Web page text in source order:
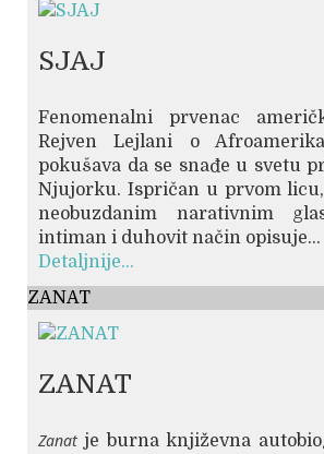
SJAJ
Fenomenalni prvenac
Rejven Lejlani o
pokušava da se snađe u svetu
Njujorku. Ispričan u prvom
neobuzdanim narativnim
intiman i duhovit način opisuje...
Detaljnije...
ZANAT
ZANAT
Zanat je burna književna